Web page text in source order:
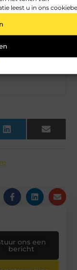
leest u in ons
LinkedIn Email
ons een
bericht